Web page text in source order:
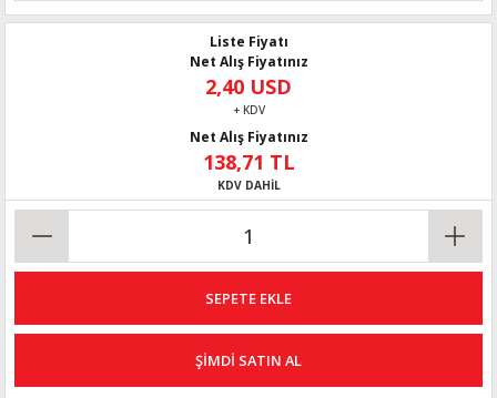
Liste Fiyatı
Net Alış Fiyatınız
2,40 USD
+ KDV
Net Alış Fiyatınız
138,71 TL
KDV DAHİL
SEPETE EKLE
ŞİMDİ SATIN AL